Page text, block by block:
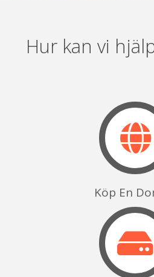
Hur kan vi
Köp En